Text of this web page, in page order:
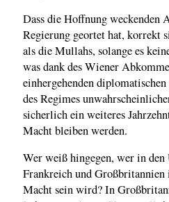
Dass die Hoffnung weckenden
Regierung geortet hat, korrekt
als die Mullahs, solange es
was dank des Wiener
einhergehenden
des Regimes
sicherlich ein weiteres
Macht bleiben werden.
Wer weiß hingegen, wer in
Frankreich und Großbritannien
Macht sein wird? In